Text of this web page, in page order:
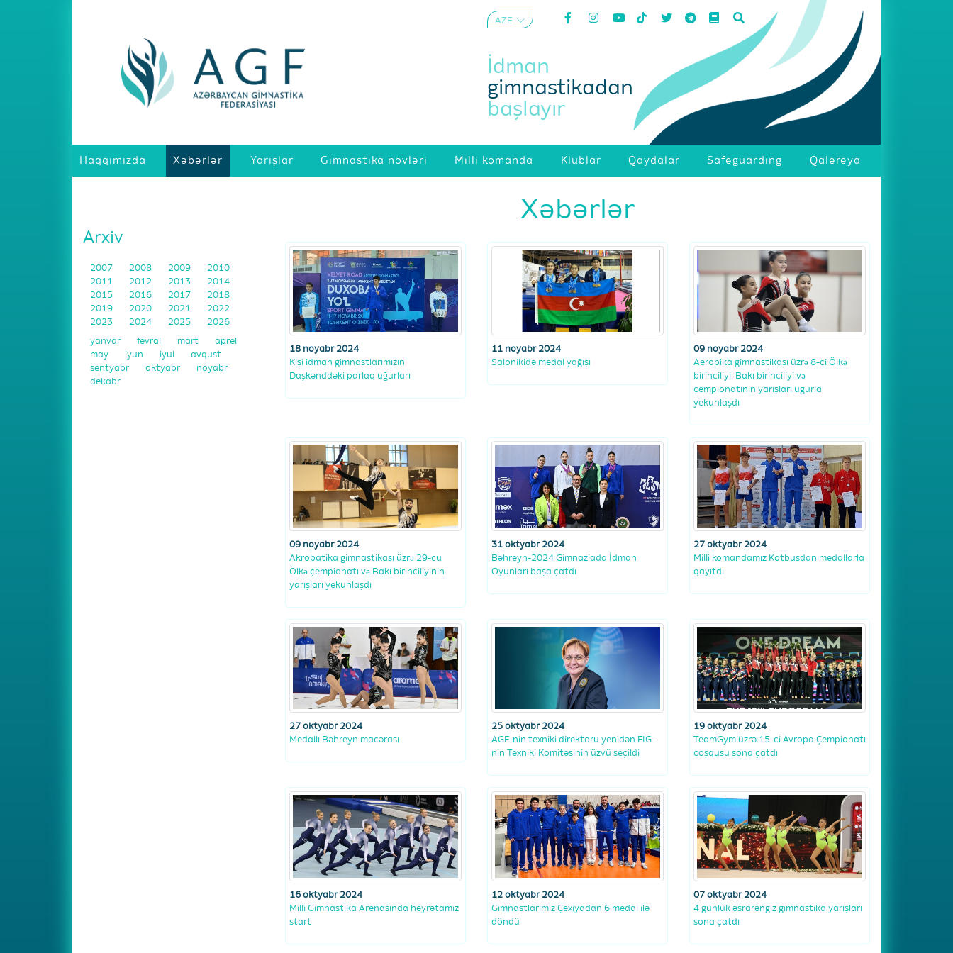
AZE
İdman
gimnastikadan
başlayır
Haqqımızda Xəbərlər Yarışlar Gimnastika növləri Milli komanda Klublar Qaydalar Safeguarding Qalereya
Arxiv
2007 2008 2009
2010
2011
2012 2013
2014
2015
2016 2017
2018
2019
2020 2021
2022
2023
2024 2025 2026
yanvar fevral mart
aprel
may
iyun iyul
avqust
sentyabr
oktyabr
noyabr
dekabr
Xəbərlər
18 noyabr 2024
Kişi idman gimnastlarımızın
Daşkənddəki parlaq uğurları
11 noyabr 2024
Salonikidə medal yağışı
09 noyabr 2024
Aerobika gimnastikası üzrǝ 8-ci Ölkǝ
birinciliyi, Bakı birinciliyi vǝ
çempionatının yarışları uğurla
yekunlaşdı
09 noyabr 2024
Akrobatika gimnastikası üzrǝ 29-cu
Ölkǝ çempionatı vǝ Bakı birinciliyinin
yarışları yekunlaşdı
31 oktyabr 2024
Bəhreyn-2024 Gimnaziada İdman
Oyunları başa çatdı
27 oktyabr 2024
Milli komandamız Kotbusdan medallarla
qayıtdı
27 oktyabr 2024
Medallı Bəhreyn macərası
25 oktyabr 2024
AGF-nin texniki direktoru yenidən FIG-
nin Texniki Komitəsinin üzvü seçildi
19 oktyabr 2024
TeamGym üzrə 15-ci Avropa Çempionatı
coşqusu sona çatdı
16 oktyabr 2024
Milli Gimnastika Arenasında heyrətamiz
start
12 oktyabr 2024
Gimnastlarımız Çexiyadan 6 medal ilə
döndü
07 oktyabr 2024
4 günlük əsrarəngiz gimnastika yarışları
sona çatdı